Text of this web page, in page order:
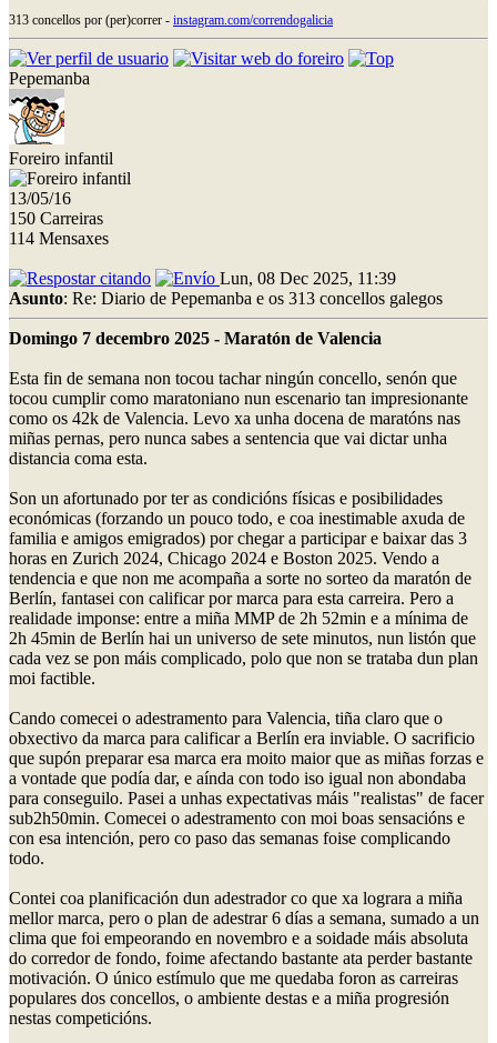
313 concellos por (per)correr - instagram.com/correndogalicia
Pepemanba
Foreiro infantil
13/05/16
150 Carreiras
114 Mensaxes
Lun, 08 Dec 2025, 11:39
Asunto: Re: Diario de Pepemanba e os 313 concellos galegos
Domingo 7 decembro 2025 - Maratón de Valencia
Esta fin de semana non tocou tachar ningún concello, senón que
tocou cumplir como maratoniano nun escenario tan impresionante
como os 42k de Valencia. Levo xa unha docena de maratóns nas
miñas pernas, pero nunca sabes a sentencia que vai dictar unha
distancia coma esta.
Son un afortunado por ter as condicións físicas e posibilidades
económicas (forzando un pouco todo, e coa inestimable axuda de
familia e amigos emigrados) por chegar a participar e baixar das 3
horas en Zurich 2024, Chicago 2024 e Boston 2025. Vendo a
tendencia e que non me acompaña a sorte no sorteo da maratón de
Berlín, fantasei con calificar por marca para esta carreira. Pero a
realidade imponse: entre a miña MMP de 2h 52min e a mínima de
2h 45min de Berlín hai un universo de sete minutos, nun listón que
cada vez se pon máis complicado, polo que non se trataba dun plan
moi factible.
Cando comecei o adestramento para Valencia, tiña claro que o
obxectivo da marca para calificar a Berlín era inviable. O sacrificio
que supón preparar esa marca era moito maior que as miñas forzas e
a vontade que podía dar, e aínda con todo iso igual non abondaba
para conseguilo. Pasei a unhas expectativas máis "realistas" de facer
sub2h50min. Comecei o adestramento con moi boas sensacións e
con esa intención, pero co paso das semanas foise complicando
todo.
Contei coa planificación dun adestrador co que xa lograra a miña
mellor marca, pero o plan de adestrar 6 días a semana, sumado a un
clima que foi empeorando en novembro e a soidade máis absoluta
do corredor de fondo, foime afectando bastante ata perder bastante
motivación. O único estímulo que me quedaba foron as carreiras
populares dos concellos, o ambiente destas e a miña progresión
nestas competicións.